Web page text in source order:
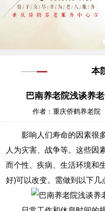
本
巴南养老院浅谈养
作者：重庆侨鹤养老
影响人们寿命的因素很多
人为灾害、战争等。这些因
而个性、疾病、生活环境和
好)可以改变。需做到以下几